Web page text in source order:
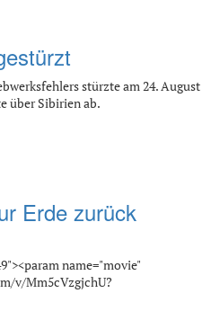
stürzte am 24. August
über Sibirien ab.
Erde zurück
name="movie"
v/Mm5cVzgjchU?